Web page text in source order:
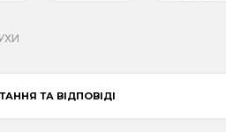
ТА ВІДПОВІДІ